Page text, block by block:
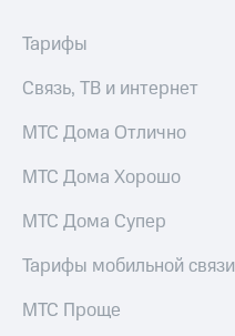
Тарифы
Связь, ТВ и интернет
МТС Дома Отлично
МТС Дома Хорошо
МТС Дома Супер
Тарифы мобильной связи
МТС Проще